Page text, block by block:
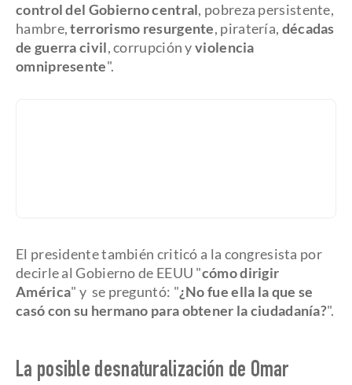
control del Gobierno central, pobreza persistente,
hambre,terrorismo resurgente, piratería, décadas
de guerra civil, corrupción yviolencia
omnipresente".
El presidente también criticó a la congresista por
decirle al Gobierno de EEUU "cómo dirigir
América" y se preguntó: "¿No fue ella la que se
casó con su hermano para obtener la ciudadanía?".
La posible desnaturalización de Omar